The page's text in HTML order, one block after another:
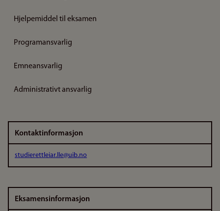
Hjelpemiddel til eksamen
Programansvarlig
Emneansvarlig
Administrativt ansvarlig
Kontaktinformasjon
studierettleiar.lle@uib.no
Eksamensinformasjon